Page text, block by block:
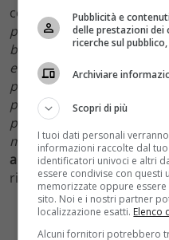
come nella migliore
pensare– ha
budget abbiamo optato
economico: l’invisibilità.
profonda. Un
più che il desiderio di
paura di esserlo. Il senso
mondo è un superpotere
adesso spetta agli
rispondano nel modo più
Pubblicità e
delle prestazioni dei
ricerche sul
Archiviare
Scopri di più
I tuoi dati personali
informazioni raccolte dal
identificatori univoci e altri
essere condivise con questi
memorizzate oppure
sito. Noi e i nostri partner
localizzazione esatti. Elenco
Alcuni fornitori potrebbero